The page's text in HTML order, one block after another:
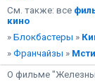
См. также: все
кино
» Блокбастеры »
» Франчайзы »
О фильме